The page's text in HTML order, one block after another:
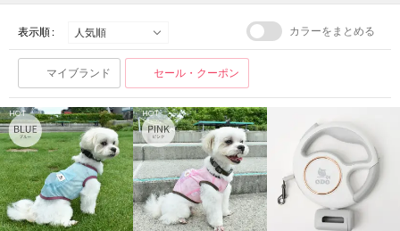
表示順 : カラーをまとめる
マイブランド セール・クーポン
HOT HOT